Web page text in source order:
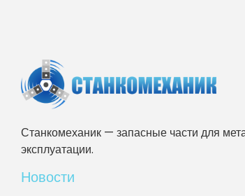
Станкомеханик — запасные части для
эксплуатации.
Новости